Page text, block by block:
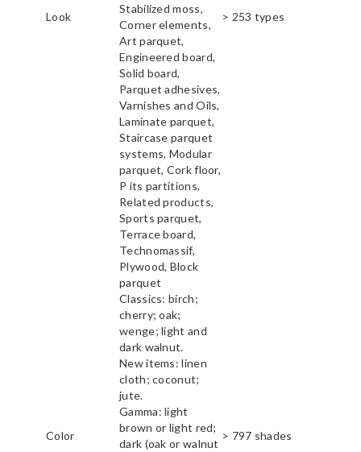
Look
Stabilized moss,
Corner elements,
Art parquet,
Engineered board,
Solid board,
Parquet adhesives,
Varnishes and Oils,
Laminate parquet,
Staircase parquet
systems, Modular
parquet, Cork floor,
P its partitions,
Related products,
Sports parquet,
Terrace board,
Technomassif,
Plywood, Block
parquet
> 253 types
Color
Classics: birch;
cherry; oak;
wenge; light and
dark walnut.
New items: linen
cloth; coconut;
jute.
Gamma: light
brown or light red;
dark (oak or walnut
> 797 shades